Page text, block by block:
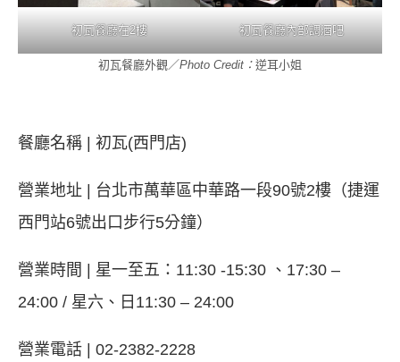
初瓦餐廳在2樓 初瓦餐廳內部調酒吧
初瓦餐廳外觀／Photo Credit： 逆耳小姐
餐廳名稱 | 初瓦(西門店)
營業地址 | 台北市萬華區中華路一段90號2樓（捷運
西門站6號出口步行5分鐘）
營業時間 | 星一至五：11:30 -15:30 、17:30 –
24:00 / 星六、日11:30 – 24:00
營業電話 | 02-2382-2228